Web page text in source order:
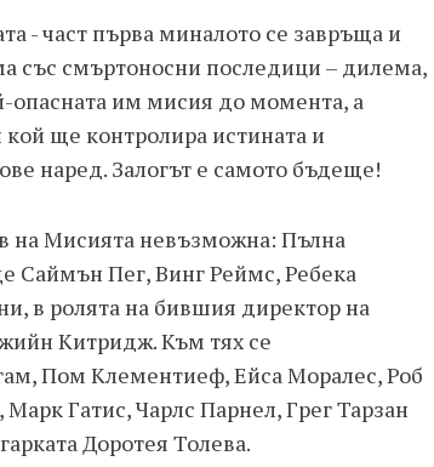
- част първа миналото се завръща и
със смъртоносни последици – дилема,
опасната им мисия до момента, а
ще контролира истината и
наред. Залогът е самото бъдеще!
на Мисията невъзможна: Пълна
Саймън Пег, Винг Реймс, Ребека
в ролята на бившия директор на
Китридж. Към тях се
Пом Клементиеф, Ейса Моралес, Роб
Гатис, Чарлс Парнел, Грег Тарзан
Доротея Толева.